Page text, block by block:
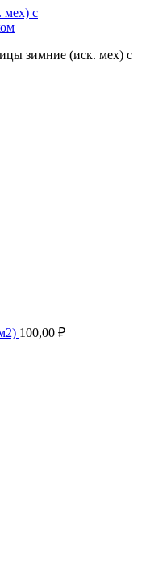
зимние (иск. мех) с
100,00 ₽